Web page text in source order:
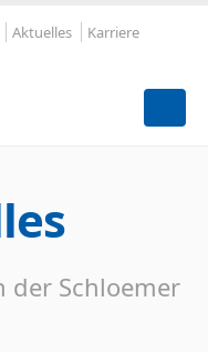
Aktuelles
Karriere
Schloemer